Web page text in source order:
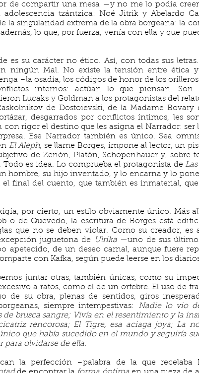
de compartir una mesa —y no me lo podía
tzántzica: Noé Jitrik y Abelardo
la singularidad extrema de la obra borgeana: la
lo que, por fuerza, venía con ella y que
es su carácter no ético. Así, con todas sus
ningún Mal. No existe la tensión entre ética
–la osadía, los códigos de honor de los
internos: actúan lo que piensan. Son
Lucaks y Goldman a los protagonistas del
de Dostoievski, de la Madame Bovary
desgarrados por conflictos íntimos, les
rigor el destino que les asigna el Narrador: ser
Ese Narrador también es único. Sea
El Aleph, se llame Borges, impone al lector, un
de Zenón, Platón, Schopenhauer y, sobre
es idea. Lo comprueba el protagonista de
hombre, su hijo inventado, y lo encarna y lo
final del cuento, que también es inmaterial,
por cierto, un estilo obviamente único. Más
o de Quevedo, la escritura de Borges está
que no se deben violar. Como su creador, es
juguetona de
Ulrika—uno de sus
apetecido, de un deseo carnal, aunque fuere
con Kafka, según puede leerse en los
juntar otras, también únicas, como su
a ratos, como el de un orfebre. El uso de
de su obra, plenas de sentidos, giros
siempre intempestivas: Nadie lo vio
brusca sangre; Vivía en el resentimiento y la
rencorosa; El Tigre, esa aciaga joya; La
que había sucedido en el mundo y seguiría
para olvidarse de ella.
la perfección –palabra de la que recelaba